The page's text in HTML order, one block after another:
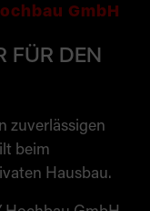
GmbH
FÜR DEN
zuverlässigen
beim
Hausbau.